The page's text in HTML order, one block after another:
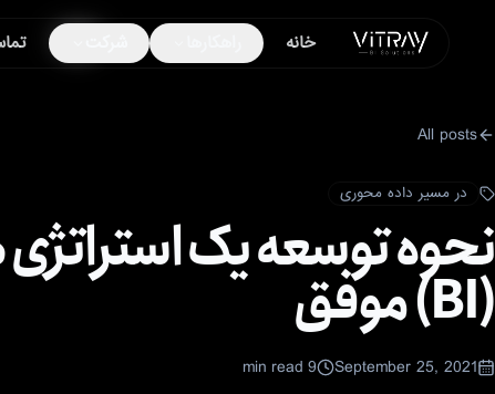
خانه
All posts
در مسیر داده محوری
نحوه توسعه یک
(BI) موفق
September 25, 2021
9